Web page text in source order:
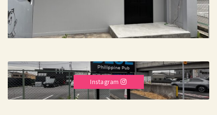
Instagram